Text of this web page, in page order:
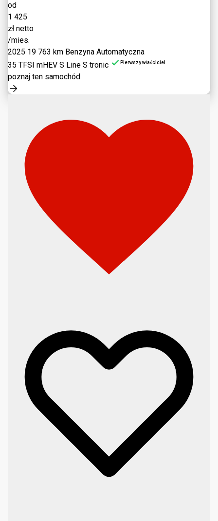
od
1 425
zł netto
/mies.
2025 19 763 km Benzyna Automatyczna
35 TFSI mHEV S Line S tronic
Pierwszy właściciel
poznaj ten samochód